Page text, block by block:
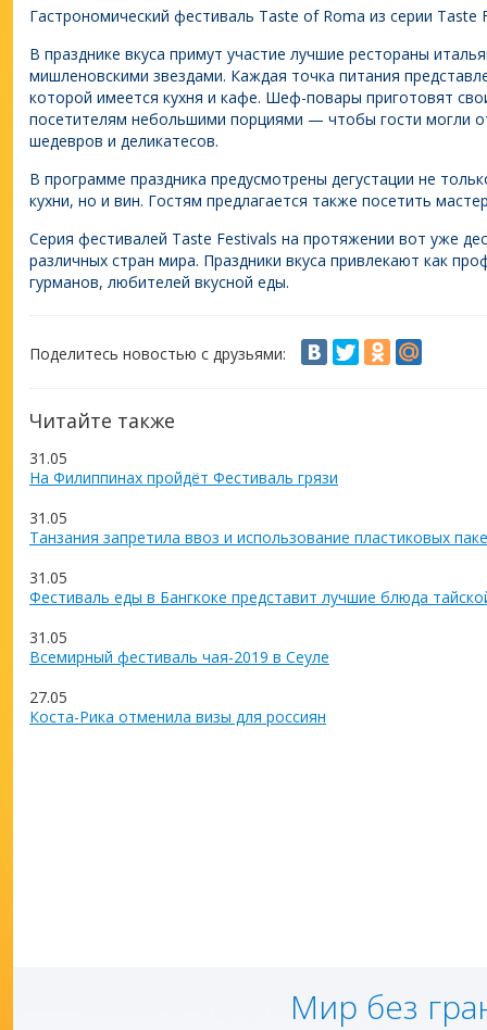
Гастрономический фестиваль Taste of Roma из серии
В празднике вкуса примут участие лучшие рестораны
мишленовскими звездами. Каждая точка питания
которой имеется кухня и кафе. Шеф-повары приготовят
посетителям небольшими порциями — чтобы гости могли
шедевров и деликатесов.
В программе праздника предусмотрены дегустации не
кухни, но и вин. Гостям предлагается также посетить
Серия фестивалей Taste Festivals на протяжении вот уже
различных стран мира. Праздники вкуса привлекают как
гурманов, любителей вкусной еды.
Поделитесь новостью с друзьями:
Читайте также
31.05
На Филиппинах пройдёт Фестиваль грязи
31.05
Танзания запретила ввоз и использование пластиковых
31.05
Фестиваль еды в Бангкоке представит лучшие блюда
31.05
Всемирный фестиваль чая-2019 в Сеуле
27.05
Коста-Рика отменила визы для россиян
Мир без